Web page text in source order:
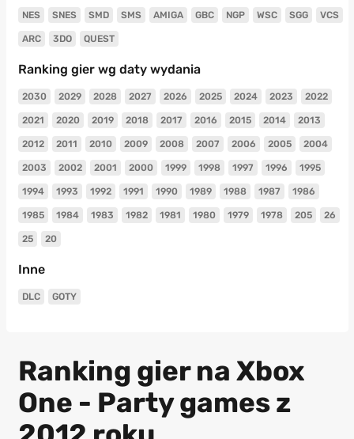
NES SNES SMD SMS AMIGA GBC NGP WSC SGG VCS
ARC 3DO QUEST
Ranking gier wg daty wydania
2030 2029 2028 2027 2026 2025 2024 2023 2022
2021 2020 2019 2018 2017 2016 2015 2014 2013
2012 2011 2010 2009 2008 2007 2006 2005 2004
2003 2002 2001 2000 1999 1998 1997 1996 1995
1994 1993 1992 1991 1990 1989 1988 1987 1986
1985 1984 1983 1982 1981 1980 1979 1978 205 26
25 20
Inne
DLC GOTY
Ranking gier na Xbox
One - Party games z